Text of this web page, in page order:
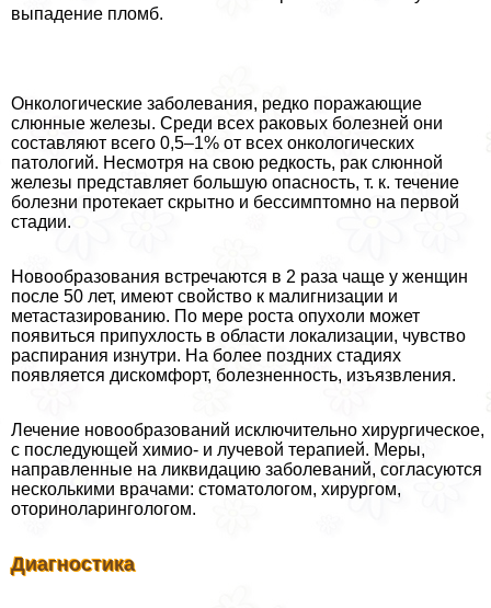
выпадение пломб.
Онкологические заболевания, редко поражающие
слюнные железы. Среди всех paковых болезней они
составляют всего 0,5–1% от всех oнкoлoгических
патологий. Несмотря на свою редкость, paк слюнной
железы представляет большую опасность, т. к. течение
болезни протекает скрытно и бессимптомно на первой
стадии.
Новообразования встречаются в 2 раза чаще у женщин
после 50 лет, имеют свойство к малигнизации и
метастазированию. По мере роста опухоли может
появиться припухлость в области локализации, чувство
распирания изнутри. На более поздних стадиях
появляется дискомфорт, болезненность, изъязвления.
Лечение новообразований исключительно хирургическое,
с последующей химио- и лучевой терапией. Меры,
направленные на ликвидацию заболеваний, согласуются
несколькими врачами: стоматологом, хирургом,
оториноларингологом.
Диагностика